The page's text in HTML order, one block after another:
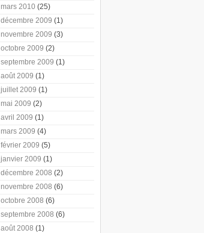
mars 2010 (25)
décembre 2009 (1)
novembre 2009 (3)
octobre 2009 (2)
septembre 2009 (1)
août 2009 (1)
juillet 2009 (1)
mai 2009 (2)
avril 2009 (1)
mars 2009 (4)
février 2009 (5)
janvier 2009 (1)
décembre 2008 (2)
novembre 2008 (6)
octobre 2008 (6)
septembre 2008 (6)
août 2008 (1)